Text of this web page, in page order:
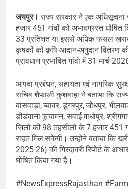
जयपुर।राज्य सरकार ने एक अधिसूचना
हजार 451 गांवों को अभावग्रस्त घोषित
33 प्रतिशत या इससे अधिक फसल
कृषकों को कृषि आदान-अनुदान वितरण
प्रावधान प्रभावित गांवो में 31 मार्च
आपदा प्रबंधन, सहायता एवं नागरिक
सचिव शैफाली कुशवाहा ने बताया कि
बांसवाड़ा, ब्यावर, डूंगरपुर, जोधपुर,
डीडवाना-कुचामन, सवाई माधोपुर,
जिलों की 98 तहसीलों के 7 हजार 451
राहत मिल सकेगी। उन्होंने बताया कि
2025-26) की गिरदावरी रिपोर्ट के
घोषित किया गया है।
#NewsExpressRajasthan